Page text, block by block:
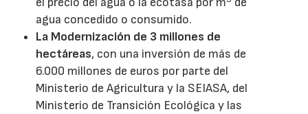
agua concedido o consumido.
La Modernización de 3 millones de
hectáreas, con una inversión de más de
6.000 millones de euros por parte del
Ministerio de Agricultura y la SEIASA, del
Ministerio de Transición Ecológica y las